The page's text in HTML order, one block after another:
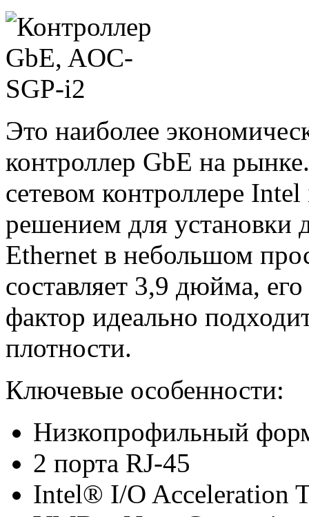
Это наиболее
контроллер GbE на
сетевом контроллере
решением для установки
Ethernet в небольшом
составляет 3,9 дюйма,
фактор идеально
плотности.
Ключевые особенности:
Низкопрофильный
2 порта RJ-45
Intel® I/O Acceleration